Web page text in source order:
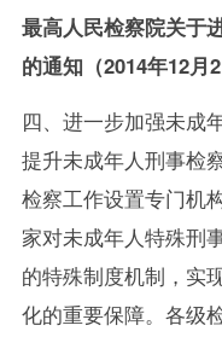
最高人民检察院关于
的通知（2014年12月
四、进一步加强未成
提升未成年人刑事检
检察工作设置专门机
家对未成年人特殊刑
的特殊制度机制，实
化的重要保障。各级